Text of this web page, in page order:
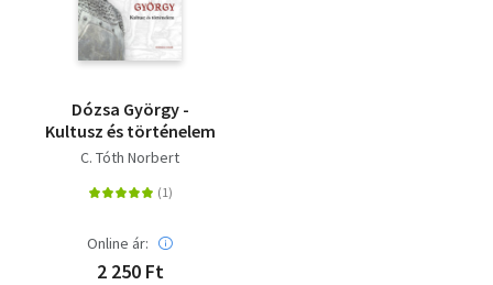
Dózsa György -
Kultusz és történelem
C. Tóth Norbert
Online ár:
2 250 Ft